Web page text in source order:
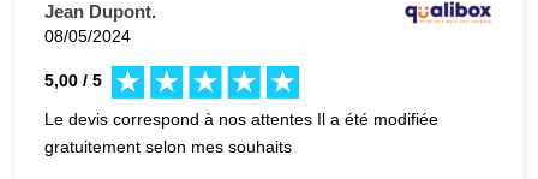
Jean Dupont.
08/05/2024
5,00 / 5
Le devis correspond à nos attentes Il a été modifiée
gratuitement selon mes souhaits